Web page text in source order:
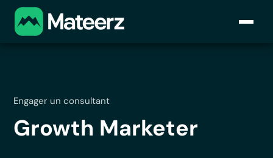
Engager un consultant
Growth Marketer